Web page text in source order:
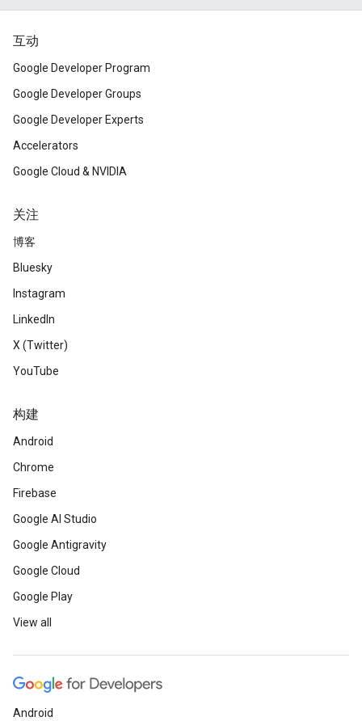
互动
Google Developer Program
Google Developer Groups
Google Developer Experts
Accelerators
Google Cloud & NVIDIA
关注
博客
Bluesky
Instagram
LinkedIn
X (Twitter)
YouTube
构建
Android
Chrome
Firebase
Google AI Studio
Google Antigravity
Google Cloud
Google Play
View all
Android